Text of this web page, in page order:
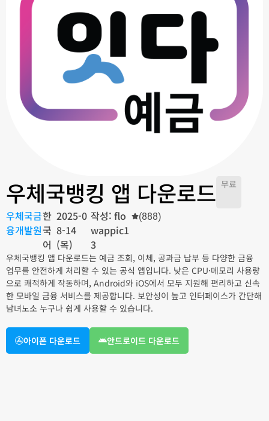
우체국뱅킹 앱 다운로드 무료
우체국금
융개발원
한
국
어
2025-0
8-14
(목)
작성: flo
wappic1
3
(888)
우체국뱅킹 앱 다운로드는 예금 조회, 이체, 공과금 납부 등 다양한 금융
업무를 안전하게 처리할 수 있는 공식 앱입니다. 낮은 CPU·메모리 사용량
으로 쾌적하게 작동하며, Android와 iOS에서 모두 지원해 편리하고 신속
한 모바일 금융 서비스를 제공합니다. 보안성이 높고 인터페이스가 간단해
남녀노소 누구나 쉽게 사용할 수 있습니다.
아이폰 다운로드 안드로이드 다운로드